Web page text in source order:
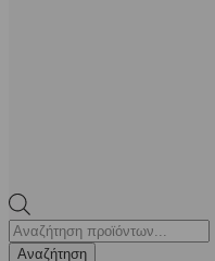
Products
search
Αναζήτηση